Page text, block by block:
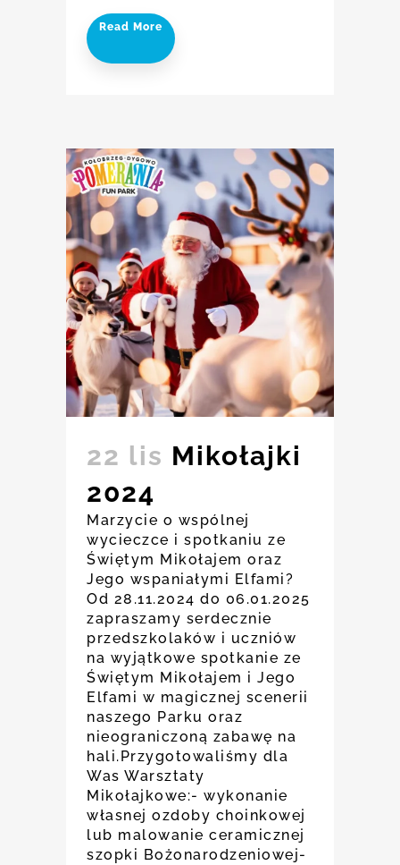
Read More
22 lis Mikołajki
2024
Marzycie o wspólnej
wycieczce i spotkaniu ze
Świętym Mikołajem oraz
Jego wspaniałymi Elfami?
Od 28.11.2024 do 06.01.2025
zapraszamy serdecznie
przedszkolaków i uczniów
na wyjątkowe spotkanie ze
Świętym Mikołajem i Jego
Elfami w magicznej scenerii
naszego Parku oraz
nieograniczoną zabawę na
hali.Przygotowaliśmy dla
Was Warsztaty
Mikołajkowe:- wykonanie
własnej ozdoby choinkowej
lub malowanie ceramicznej
szopki Bożonarodzeniowej-